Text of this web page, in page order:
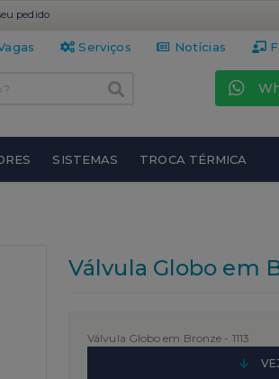
pedido
Serviços Notícias
SISTEMAS TROCA TÉRMICA
Válvula Globo em
Válvula Globo em Bronze - 1113